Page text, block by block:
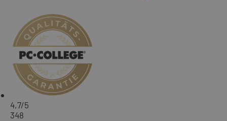
4,7/5
348